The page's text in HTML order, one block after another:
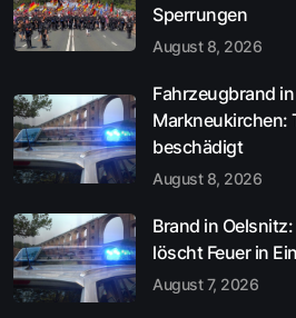
Sperrungen
August 8, 2026
Fahrzeugbrand in
Markneukirchen:
beschädigt
August 8, 2026
Brand in
löscht Feuer in
August 7, 2026